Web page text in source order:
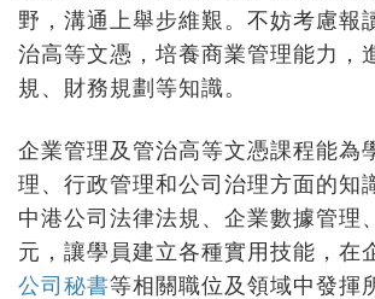
野，溝通上舉步維艱。不妨考慮報
治高等文憑，培養商業管理能力，
規、財務規劃等知識。
企業管理及管治高等文憑課程能為
理、行政管理和公司治理方面的知
中港公司法律法規、企業數據管理
元，讓學員建立各種實用技能，在
公司秘書等相關職位及領域中發揮